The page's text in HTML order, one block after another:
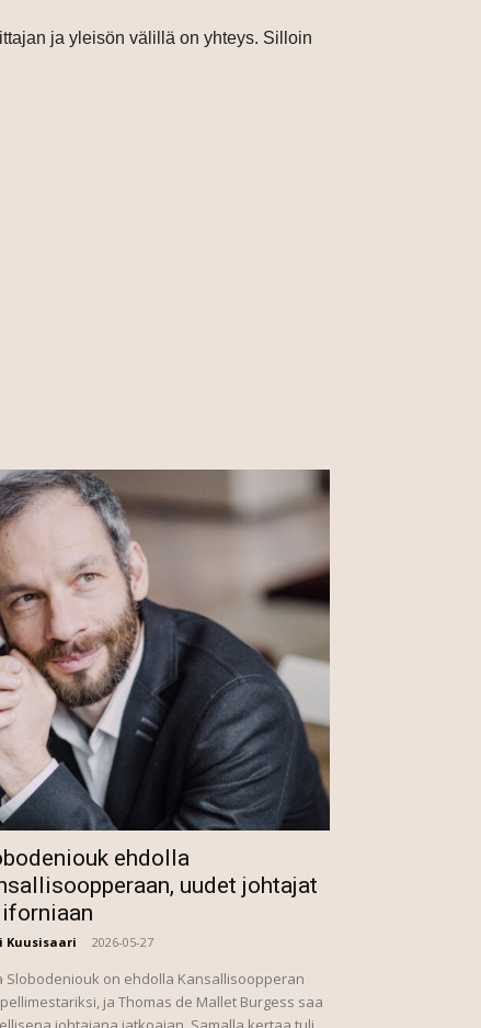
ja yleisön välillä on yhteys. Silloin
ehdolla
uudet johtajat
Kuusisaari - 2026-05-27
Slobodeniouk on ehdolla Kansallisoopperan
ja Thomas de Mallet Burgess saa